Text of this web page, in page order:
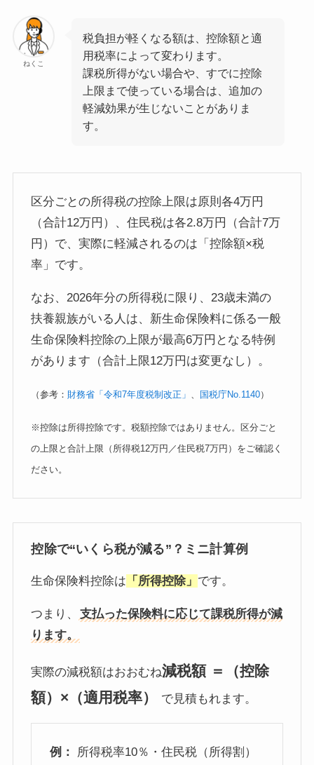
ねくこ
税負担が軽くなる額は、控除額と適
用税率によって変わります。
課税所得がない場合や、すでに控除
上限まで使っている場合は、追加の
軽減効果が生じないことがありま
す。
区分ごとの所得税の控除上限は原則各4万円
（合計12万円）、住民税は各2.8万円（合計7万
円）で、実際に軽減されるのは「控除額×税
率」です。
なお、2026年分の所得税に限り、23歳未満の
扶養親族がいる人は、新生命保険料に係る一般
生命保険料控除の上限が最高6万円となる特例
があります（合計上限12万円は変更なし）。
（参考： 財務省「令和7年度税制改正」 、 国税庁No.1140）
※控除は所得控除です。税額控除ではありません。区分ごと
の上限と合計上限（所得税12万円／住民税7万円）をご確認く
ださい。
控除で“いくら税が減る”？ミニ計算例
生命保険料控除は 「 所得控除 」 です。
つまり、
支払った保険料に応じて課税所得が減
ります。
実際の減税額はおおむね減税額 ＝（控除
額）×（適用税率）
で見積もれます。
例：
所得税率10％・住民税（所得割）